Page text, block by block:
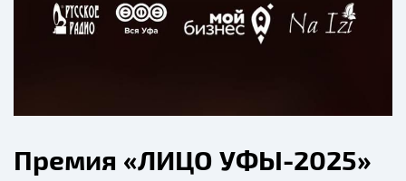
Премия «ЛИЦО УФЫ-2025»